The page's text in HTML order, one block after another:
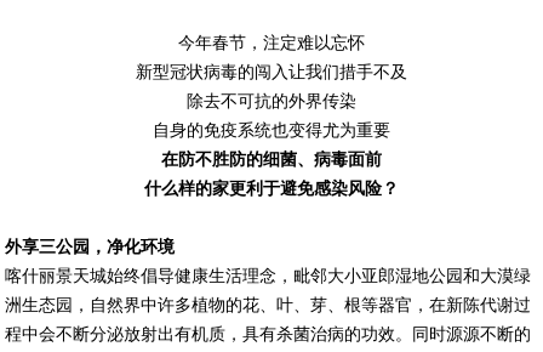
今年春节，注定难以忘怀
新型冠状病毒的闯入让我们措手不及
除去不可抗的外界传染
自身的免疫系统也变得尤为重要
在防不胜防的细菌、病毒面前
什么样的家更利于避免感染风险？
外享三公园，净化环境
喀什丽景天城始终倡导健康生活理念，毗邻大小亚郎湿地公园和大漠绿
洲生态园，自然界中许多植物的花、叶、芽、根等器官，在新陈代谢过
程中会不断分泌放射出有机质，具有杀菌治病的功效。同时源源不断的